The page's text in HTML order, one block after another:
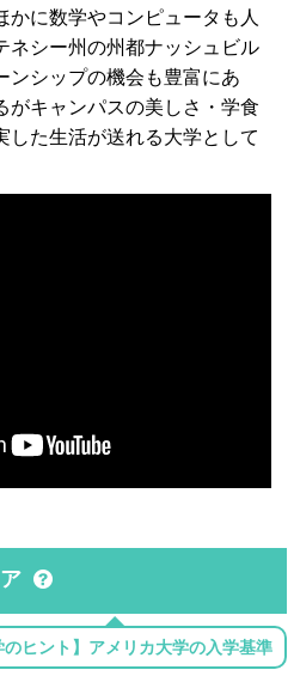
に数学やコンピュータも人
ネシー州の州都ナッシュビル
ンシップの機会も豊富にあ
がキャンパスの美しさ・学食
した生活が送れる大学として
のヒント】アメリカ大学の入学基準